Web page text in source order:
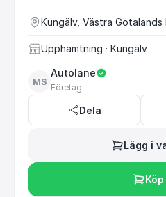
Kungälv, Västra Götalands
Upphämtning · Kungälv
MS
Autolane
Företag
Dela
Lägg i